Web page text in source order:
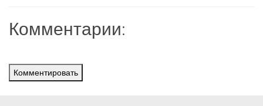
Комментарии:
Комментировать